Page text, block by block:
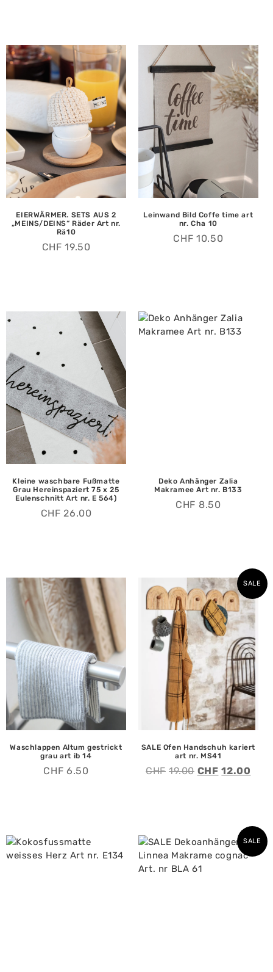
EIERWÄRMER. SETS AUS 2
„MEINS/DEINS“ Räder Art nr.
Rä10
CHF 19.50
Leinwand Bild Coffe time art
nr. Cha 10
CHF 10.50
Kleine waschbare Fußmatte
Grau Hereinspaziert 75 x 25
Eulenschnitt Art nr. E 564)
CHF 26.00
Deko Anhänger Zalia
Makramee Art nr. B133
CHF 8.50
Waschlappen Altum gestrickt
grau art ib 14
CHF 6.50
SALE
SALE Ofen Handschuh kariert
art nr. MS41
CHF 19.00 CHF 12.00
SALE